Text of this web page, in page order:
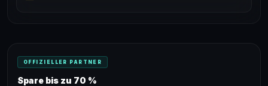
OFFIZIELLER PARTNER
Spare bis zu 70 %